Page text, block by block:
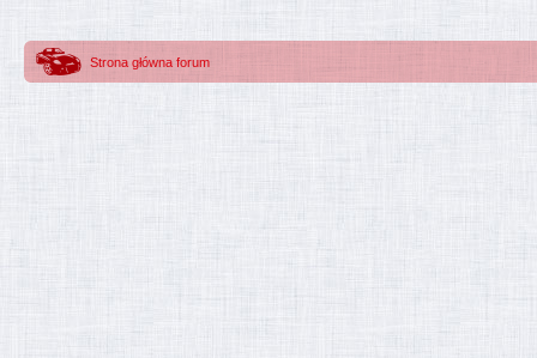
Strona główna forum